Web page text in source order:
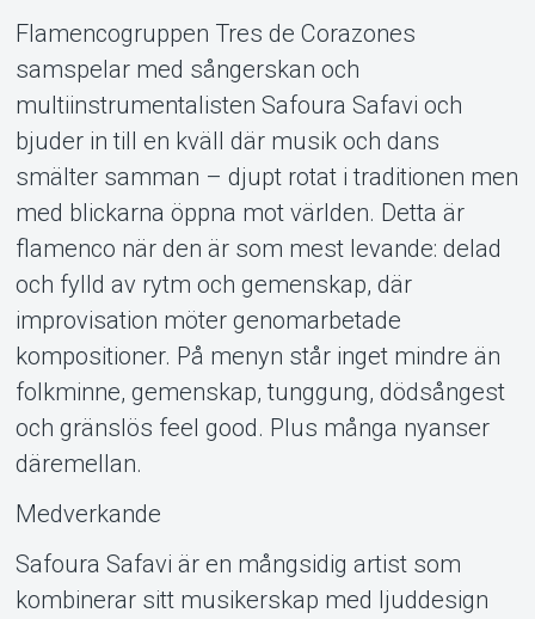
Support
Om Tickster
Flamencogruppen Tres de Corazones
samspelar med sångerskan och
multiinstrumentalisten Safoura Safavi och
bjuder in till en kväll där musik och dans
smälter samman – djupt rotat i traditionen men
med blickarna öppna mot världen. Detta är
flamenco när den är som mest levande: delad
och fylld av rytm och gemenskap, där
improvisation möter genomarbetade
kompositioner. På menyn står inget mindre än
folkminne, gemenskap, tunggung, dödsångest
och gränslös feel good. Plus många nyanser
däremellan.
Medverkande
Safoura Safavi är en mångsidig artist som
kombinerar sitt musikerskap med ljuddesign